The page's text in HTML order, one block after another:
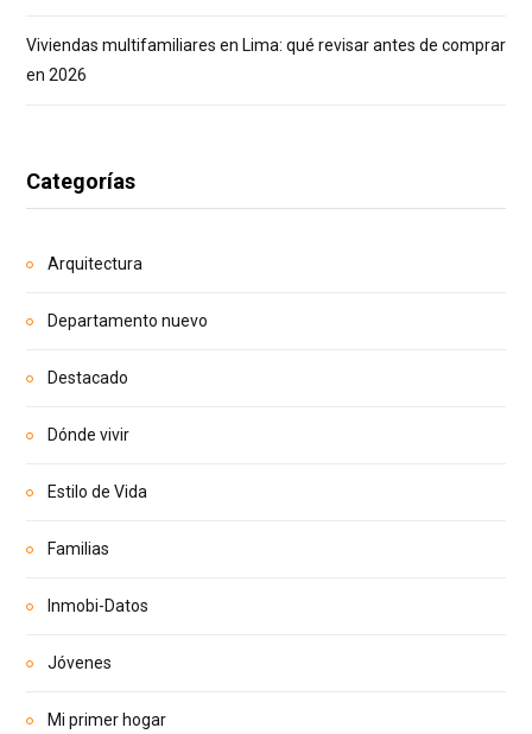
Viviendas multifamiliares en Lima: qué revisar antes de comprar
en 2026
Categorías
Arquitectura
Departamento nuevo
Destacado
Dónde vivir
Estilo de Vida
Familias
Inmobi-Datos
Jóvenes
Mi primer hogar